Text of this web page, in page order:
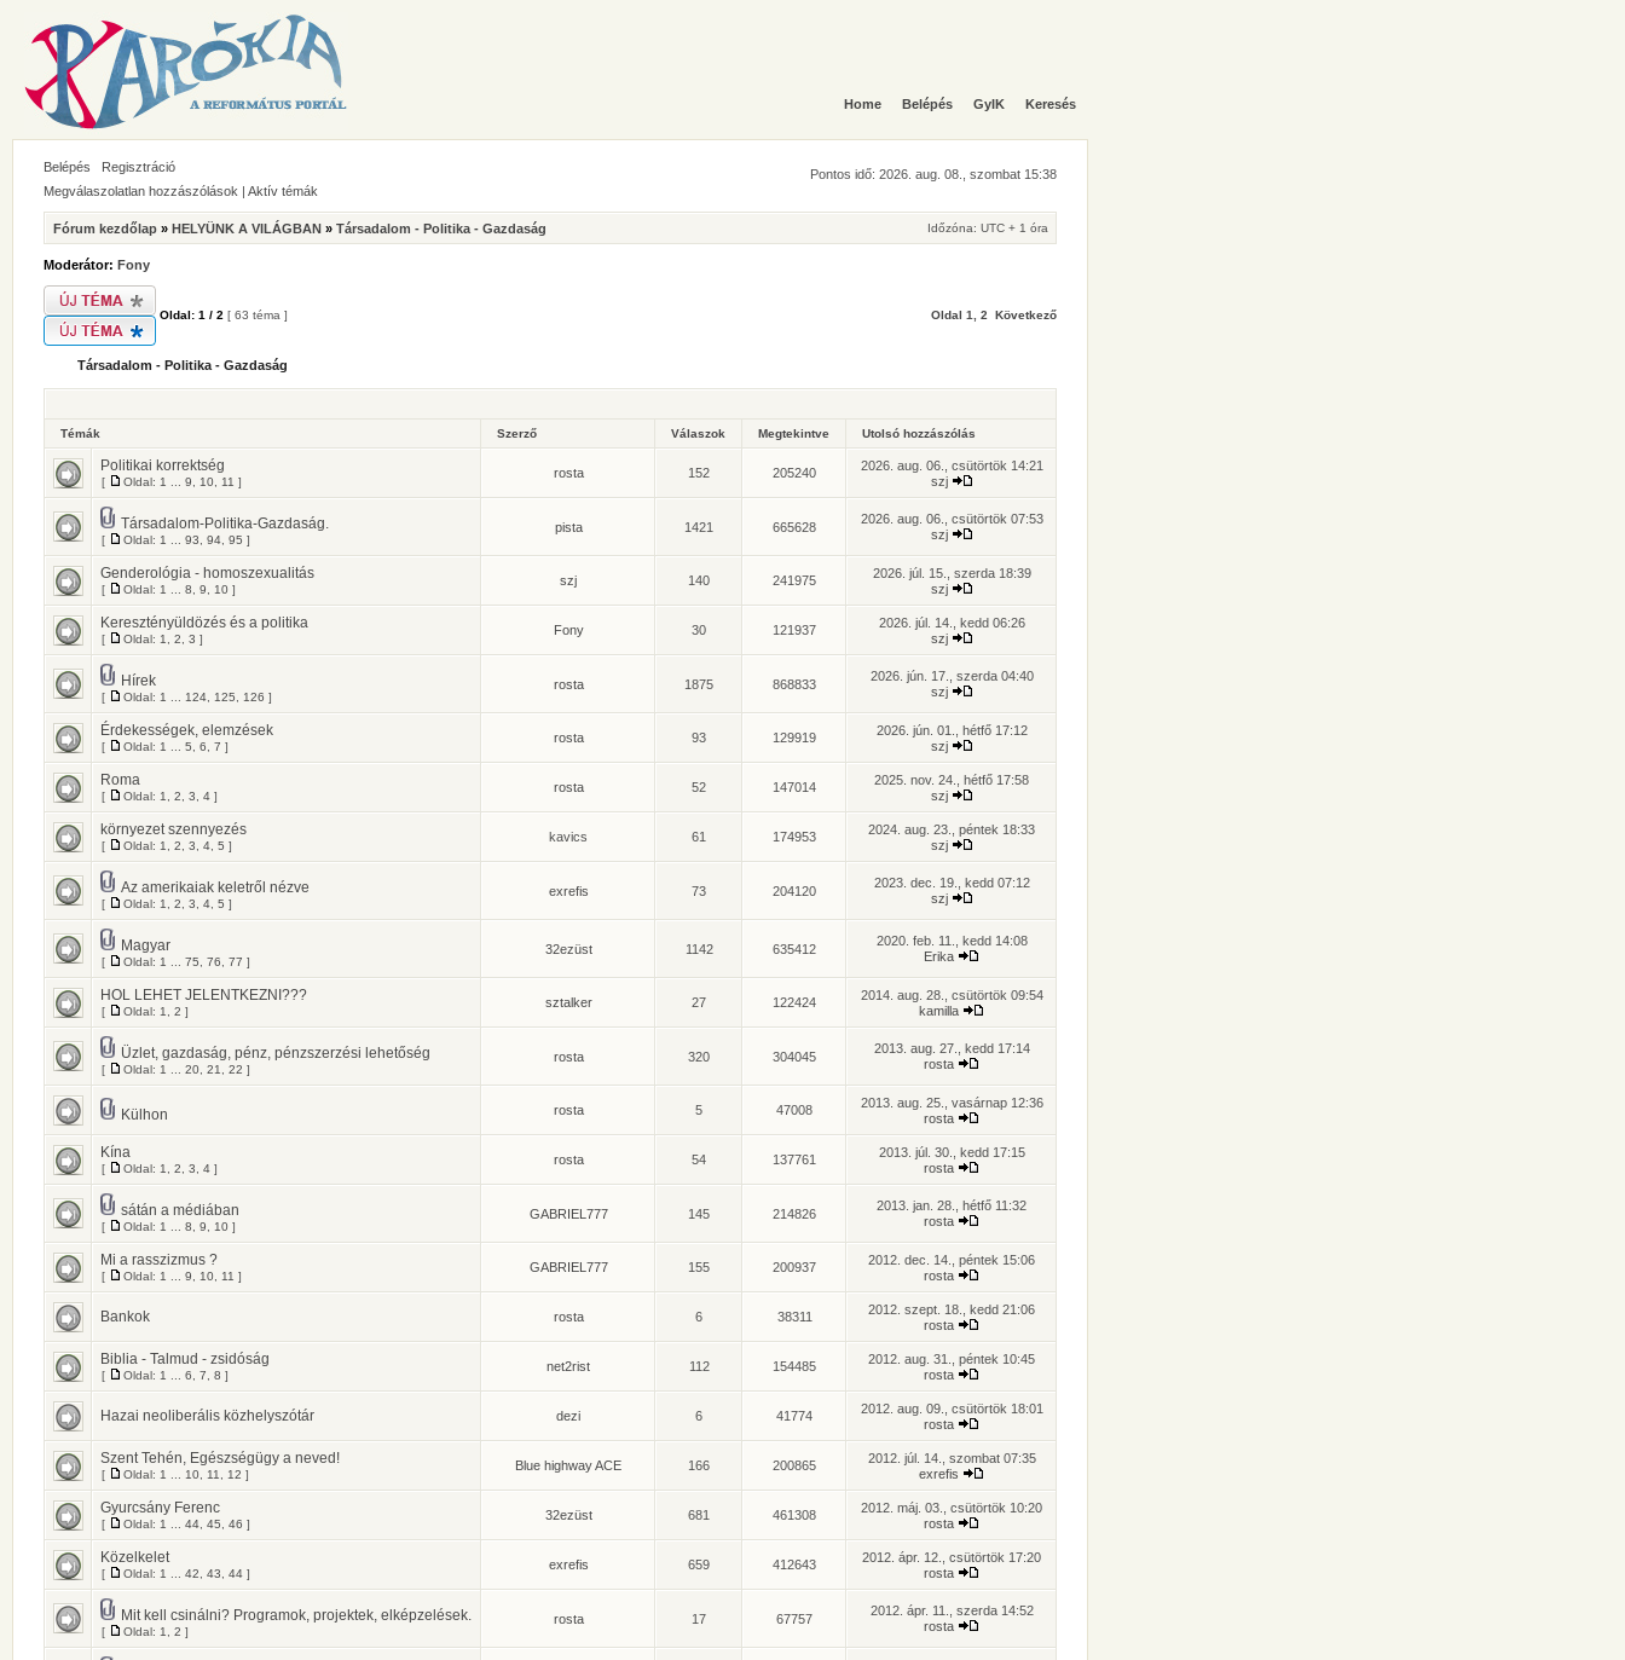
Home Belépés GyIK Keresés
Belépés Regisztráció
Pontos idő: 2026. aug. 08., szombat 15:38
Megválaszolatlan hozzászólások | Aktív témák
Fórum kezdőlap » HELYÜNK A VILÁGBAN » Társadalom - Politika - Gazdaság Időzóna: UTC + 1 óra
Moderátor: Fony
Oldal: 1 / 2 [ 63 téma ] Oldal 1 2 Következő
Társadalom - Politika - Gazdaság
Témák Szerző Válaszok Megtekintve Utolsó hozzászólás
Politikai korrektség
[ Oldal: 1 9 10 11 ]
rosta 152 205240
2026. aug. 06., csütörtök 14:21
szj
Társadalom-Politika-Gazdaság.
[ Oldal: 1 93 94 95 ]
pista 1421 665628
2026. aug. 06., csütörtök 07:53
szj
Genderológia - homoszexualitás
[ Oldal: 1 8 9 10 ]
szj 140 241975
2026. júl. 15., szerda 18:39
szj
Keresztényüldözés és a politika
[ Oldal: 1 2 3 ]
Fony 30 121937
2026. júl. 14., kedd 06:26
szj
Hírek
[ Oldal: 1 124 125 126 ]
rosta 1875 868833
2026. jún. 17., szerda 04:40
szj
Érdekességek, elemzések
[ Oldal: 1 5 6 7 ]
rosta 93 129919
2026. jún. 01., hétfő 17:12
szj
Roma
[ Oldal: 1 2 3 4 ]
rosta 52 147014
2025. nov. 24., hétfő 17:58
szj
környezet szennyezés
[ Oldal: 1 2 3 4 5 ]
kavics 61 174953
2024. aug. 23., péntek 18:33
szj
Az amerikaiak keletről nézve
[ Oldal: 1 2 3 4 5 ]
exrefis 73 204120
2023. dec. 19., kedd 07:12
szj
Magyar
[ Oldal: 1 75 76 77 ]
32ezüst 1142 635412
2020. feb. 11., kedd 14:08
Erika
HOL LEHET JELENTKEZNI???
[ Oldal: 1 2 ]
sztalker 27 122424
2014. aug. 28., csütörtök 09:54
kamilla
Üzlet, gazdaság, pénz, pénzszerzési lehetőség
[ Oldal: 1 20 21 22 ]
rosta 320 304045
2013. aug. 27., kedd 17:14
rosta
Külhon rosta 5 47008
2013. aug. 25., vasárnap 12:36
rosta
Kína
[ Oldal: 1 2 3 4 ]
rosta 54 137761
2013. júl. 30., kedd 17:15
rosta
sátán a médiában
[ Oldal: 1 8 9 10 ]
GABRIEL777 145 214826
2013. jan. 28., hétfő 11:32
rosta
Mi a rasszizmus ?
[ Oldal: 1 9 10 11 ]
GABRIEL777 155 200937
2012. dec. 14., péntek 15:06
rosta
Bankok rosta 6 38311
2012. szept. 18., kedd 21:06
rosta
Biblia - Talmud - zsidóság
[ Oldal: 1 6 7 8 ]
net2rist 112 154485
2012. aug. 31., péntek 10:45
rosta
Hazai neoliberális közhelyszótár dezi 6 41774
2012. aug. 09., csütörtök 18:01
rosta
Szent Tehén, Egészségügy a neved!
[ Oldal: 1 10 11 12 ]
Blue highway ACE 166 200865
2012. júl. 14., szombat 07:35
exrefis
Gyurcsány Ferenc
[ Oldal: 1 44 45 46 ]
32ezüst 681 461308
2012. máj. 03., csütörtök 10:20
rosta
Közelkelet
[ Oldal: 1 42 43 44 ]
exrefis 659 412643
2012. ápr. 12., csütörtök 17:20
rosta
Mit kell csinálni? Programok, projektek, elképzelések.
[ Oldal: 1 2 ]
rosta 17 67757
2012. ápr. 11., szerda 14:52
rosta